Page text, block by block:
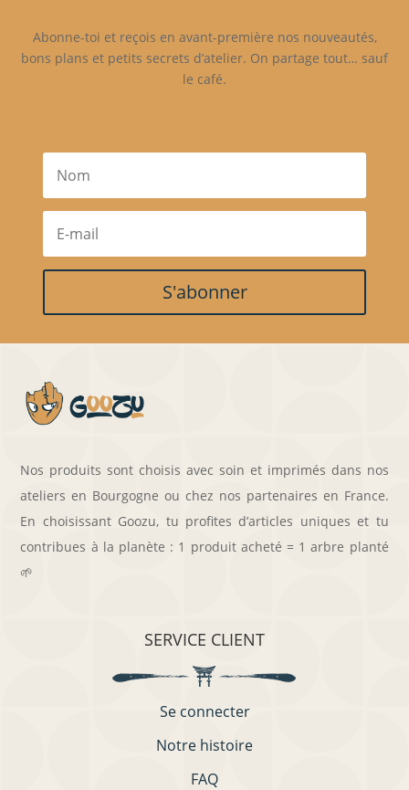
Abonne-toi et reçois en avant-première nos nouveautés,
bons plans et petits secrets d’atelier. On partage tout… sauf
le café.
S'abonner
Nos produits sont choisis avec soin et imprimés dans nos
ateliers en Bourgogne ou chez nos partenaires en France.
En choisissant Goozu, tu profites d’articles uniques et tu
contribues à la planète : 1 produit acheté = 1 arbre planté
🌱
SERVICE CLIENT
Se connecter
Notre histoire
FAQ